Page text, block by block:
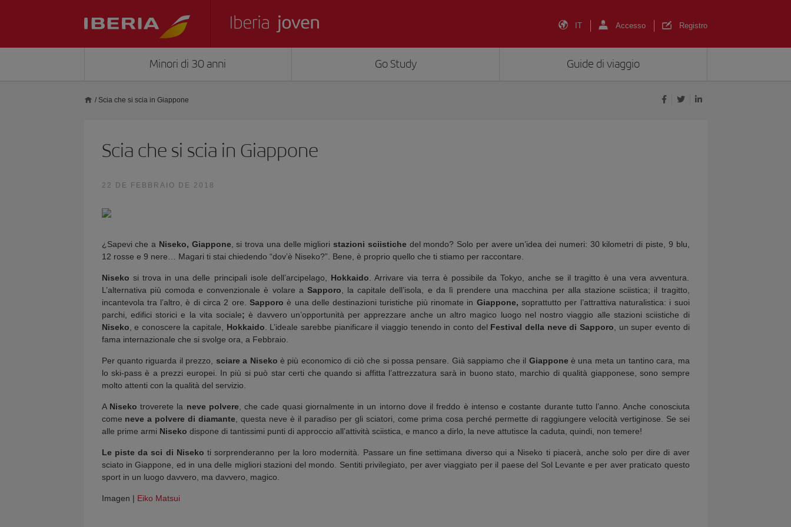
IT Accesso Registro
Minori di 30 anni Go Study Guide di viaggio
/ Scia che si scia in Giappone
Scia che si scia in Giappone
22 DE FEBBRAIO DE 2018
¿Sapevi che a Niseko, Giappone, si trova una delle miglioristazioni sciistichedel mondo? Solo per avere un’idea dei numeri: 30 kilometri di piste, 9 blu,
12 rosse e 9 nere… Magari ti stai chiedendo “dov’è Niseko?”. Bene, è proprio quello che ti stiamo per raccontare.
Niseko si trova in una delle principali isole dell’arcipelago, Hokkaido . Arrivare via terra è possibile da Tokyo, anche se il tragitto è una vera avventura.
L’alternativa più comoda e convenzionale è volare a Sapporo , la capitale dell’isola, e da lì prendere una macchina per alla stazione sciistica; il tragitto,
incantevola tra l’altro, è di circa 2 ore. Sapporo è una delle destinazioni turistiche più rinomate in Giappone, soprattutto per l’attrattiva naturalistica: i suoi
parchi, edifici storici e la vita sociale;è davvero un’opportunità per apprezzare anche un altro magico luogo nel nostro viaggio alle stazioni sciistiche di
Niseko , e conoscere la capitale, Hokkaido . L’ideale sarebbe pianificare il viaggio tenendo in conto del Festival della neve di Sapporo , un super evento di
fama internazionale che si svolge ora, a Febbraio.
Per quanto riguarda il prezzo, sciare a Niseko è più economico di ciò che si possa pensare. Già sappiamo che il Giapponeè una meta un tantino cara, ma
lo ski-pass è a prezzi europei. In più si può star certi che quando si affitta l’attrezzatura sarà in buono stato, marchio di qualità giapponese, sono sempre
molto attenti con la qualità del servizio.
A Niseko troverete la neve polvere, che cade quasi giornalmente in un intorno dove il freddo è intenso e costante durante tutto l’anno. Anche conosciuta
come neve a polvere di diamante , questa neve è il paradiso per gli sciatori, come prima cosa perché permette di raggiungere velocità vertiginose. Se sei
alle prime armi Niseko dispone di tantissimi punti di approccio all’attività sciistica, e manco a dirlo, la neve attutisce la caduta, quindi, non temere!
Le piste da sci di Niseko ti sorprenderanno per la loro modernità. Passare un fine settimana diverso qui a Niseko ti piacerà, anche solo per dire di aver
sciato in Giappone, ed in una delle migliori stazioni del mondo. Sentiti privilegiato, per aver viaggiato per il paese del Sol Levante e per aver praticato questo
sport in un luogo davvero, ma davvero, magico.
Imagen | Eiko Matsui